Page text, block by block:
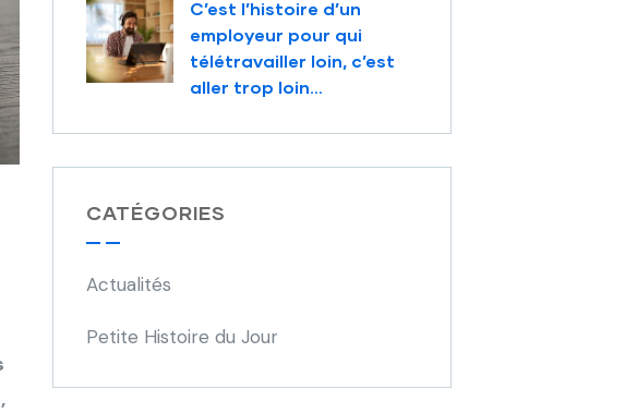
C’est l’histoire d’un
employeur pour qui
télétravailler loin, c’est
aller trop loin…
CATÉGORIES
Actualités
Petite Histoire du Jour